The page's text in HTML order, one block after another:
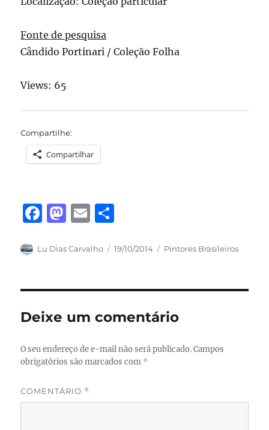
Fonte de pesquisa
Cândido Portinari / Coleção Folha
Views: 65
Compartilhe:
Compartilhar
F
c
b
o
o
k
M
st
d
o
n
E
ai a
Autor
Lu Dias Carvalho
Publicado
19/10/2014 Categorias
Pintores Brasileiros
Deixe um comentário
O seu endereço de e-mail não será publicado. Campos
obrigatórios são marcados com *
COMENTÁRIO *